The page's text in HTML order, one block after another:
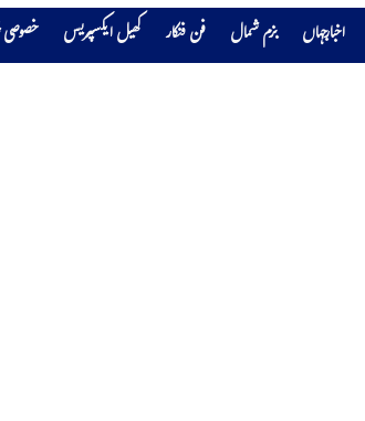
اخبارجہاں بزم شمال فن فنکار کھیل ایکسپریس